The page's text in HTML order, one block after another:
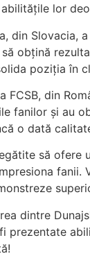
lor
din
obțină
poziția în
FCSB, din
fanilor și au
o dată
să
fanii.
dintre
prezentate